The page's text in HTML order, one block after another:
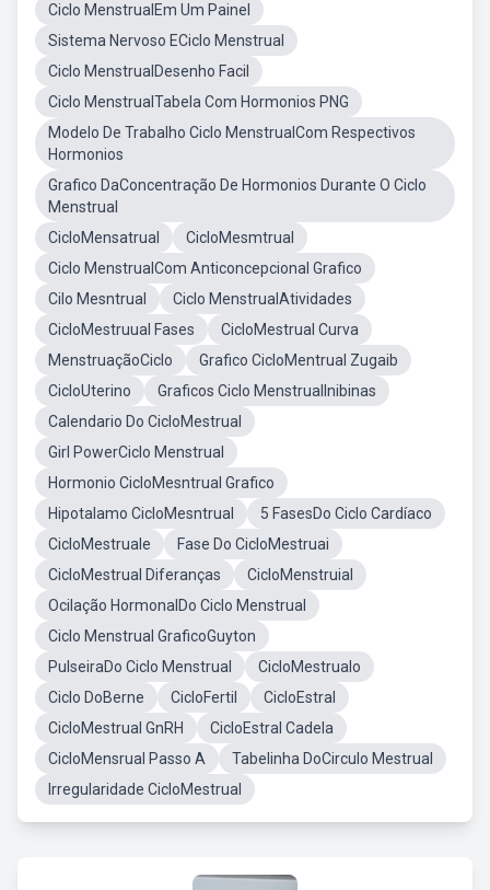
Ciclo MenstrualEm Um Painel
Sistema Nervoso ECiclo Menstrual
Ciclo MenstrualDesenho Facil
Ciclo MenstrualTabela Com Hormonios PNG
Modelo De Trabalho Ciclo MenstrualCom Respectivos
Hormonios
Grafico DaConcentração De Hormonios Durante O Ciclo
Menstrual
CicloMensatrual
CicloMesmtrual
Ciclo MenstrualCom Anticoncepcional Grafico
Cilo Mesntrual
Ciclo MenstrualAtividades
CicloMestruual Fases
CicloMestrual Curva
MenstruaçãoCiclo
Grafico CicloMentrual Zugaib
CicloUterino
Graficos Ciclo MenstrualInibinas
Calendario Do CicloMestrual
Girl PowerCiclo Menstrual
Hormonio CicloMesntrual Grafico
Hipotalamo CicloMesntrual
5 FasesDo Ciclo Cardíaco
CicloMestruale
Fase Do CicloMestruai
CicloMestrual Diferanças
CicloMenstruial
Ocilação HormonalDo Ciclo Menstrual
Ciclo Menstrual GraficoGuyton
PulseiraDo Ciclo Menstrual
CicloMestrualo
Ciclo DoBerne
CicloFertil
CicloEstral
CicloMestrual GnRH
CicloEstral Cadela
CicloMensrual Passo A
Tabelinha DoCirculo Mestrual
Irregularidade CicloMestrual